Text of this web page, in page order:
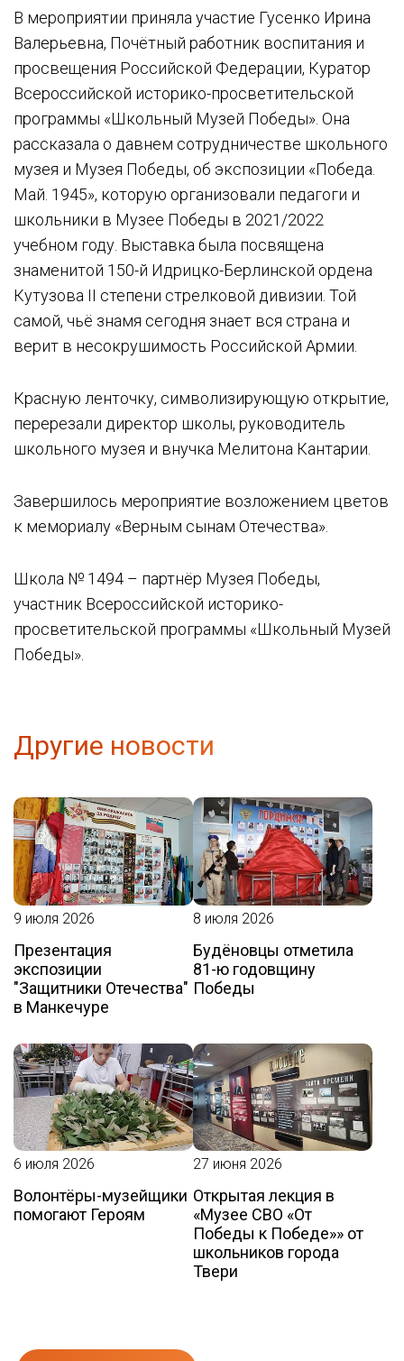
В мероприятии приняла участие Гусенко Ирина
Валерьевна, Почётный работник воспитания и
просвещения Российской Федерации, Куратор
Всероссийской историко-просветительской
программы «Школьный Музей Победы». Она
рассказала о давнем сотрудничестве школьного
музея и Музея Победы, об экспозиции «Победа.
Май. 1945», которую организовали педагоги и
школьники в Музее Победы в 2021/2022
учебном году. Выставка была посвящена
знаменитой 150-й Идрицко-Берлинской ордена
Кутузова II степени стрелковой дивизии. Той
самой, чьё знамя сегодня знает вся страна и
верит в несокрушимость Российской Армии.
Красную ленточку, символизирующую открытие,
перерезали директор школы, руководитель
школьного музея и внучка Мелитона Кантарии.
Завершилось мероприятие возложением цветов
к мемориалу «Верным сынам Отечества».
Школа № 1494 – партнёр Музея Победы,
участник Всероссийской историко-
просветительской программы «Школьный Музей
Победы».
Другие новости
9 июля 2026
Презентация
экспозиции
"Защитники Отечества"
в Манкечуре
8 июля 2026
Будёновцы отметила
81-ю годовщину
Победы
6 июля 2026
Волонтёры-музейщики
помогают Героям
27 июня 2026
Открытая лекция в
«Музее СВО «От
Победы к Победе»» от
школьников города
Твери